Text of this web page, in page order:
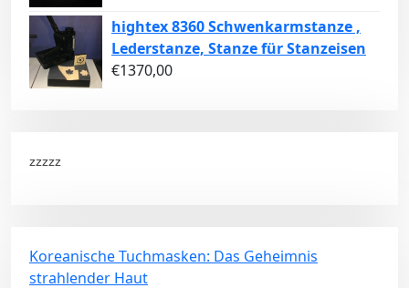
hightex 8360 Schwenkarmstanze ,
Lederstanze, Stanze für Stanzeisen
€1370,00
zzzzz
Koreanische Tuchmasken: Das Geheimnis
strahlender Haut